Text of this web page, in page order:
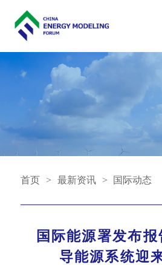
首页 > 最新资讯 > 国际动态
国际能源署发布
导能源系统迎